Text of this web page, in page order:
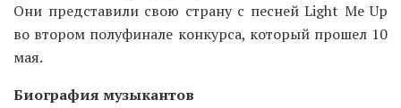
Они представили свою страну с песней Light Me Up
во втором полуфинале конкурса, который прошел 10
мая.
Биография музыкантов